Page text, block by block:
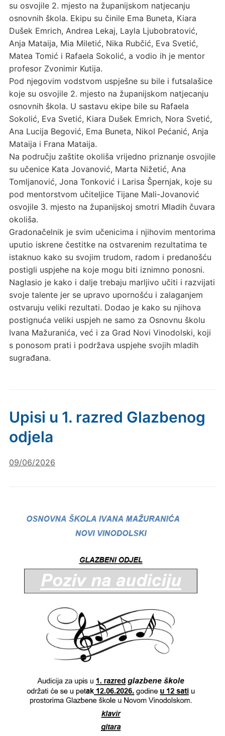
su osvojile 2. mjesto na županijskom natjecanju
osnovnih škola. Ekipu su činile Ema Buneta, Kiara
Dušek Emrich, Andrea Lekaj, Layla Ljubobratović,
Anja Mataija, Mia Miletić, Nika Rubčić, Eva Svetić,
Matea Tomić i Rafaela Sokolić, a vodio ih je mentor
profesor Zvonimir Kutija.
Pod njegovim vodstvom uspješne su bile i futsalašice
koje su osvojile 2. mjesto na županijskom natjecanju
osnovnih škola. U sastavu ekipe bile su Rafaela
Sokolić, Eva Svetić, Kiara Dušek Emrich, Nora Svetić,
Ana Lucija Begović, Ema Buneta, Nikol Pećanić, Anja
Mataija i Frana Mataija.
Na području zaštite okoliša vrijedno priznanje osvojile
su učenice Kata Jovanović, Marta Nižetić, Ana
Tomljanović, Jona Tonković i Larisa Špernjak, koje su
pod mentorstvom učiteljice Tijane Mali-Jovanović
osvojile 3. mjesto na županijskoj smotri Mladih čuvara
okoliša.
Gradonačelnik je svim učenicima i njihovim mentorima
uputio iskrene čestitke na ostvarenim rezultatima te
istaknuo kako su svojim trudom, radom i predanošću
postigli uspjehe na koje mogu biti iznimno ponosni.
Naglasio je kako i dalje trebaju marljivo učiti i razvijati
svoje talente jer se upravo upornošću i zalaganjem
ostvaruju veliki rezultati. Dodao je kako su njihova
postignuća veliki uspjeh ne samo za Osnovnu školu
Ivana Mažuranića, već i za Grad Novi Vinodolski, koji
s ponosom prati i podržava uspjehe svojih mladih
sugrađana.
Upisi u 1. razred Glazbenog
odjela
09/06/2026